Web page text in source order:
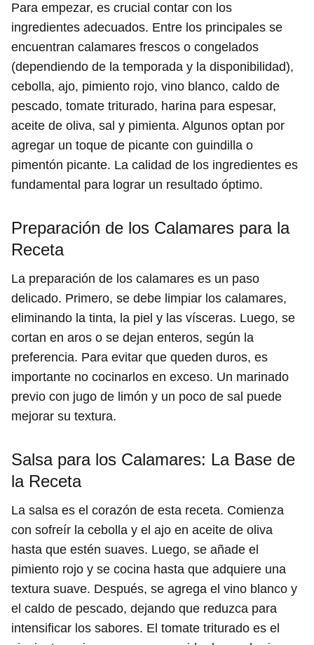
Para empezar, es crucial contar con los
ingredientes adecuados. Entre los principales se
encuentran calamares frescos o congelados
(dependiendo de la temporada y la disponibilidad),
cebolla, ajo, pimiento rojo, vino blanco, caldo de
pescado, tomate triturado, harina para espesar,
aceite de oliva, sal y pimienta. Algunos optan por
agregar un toque de picante con guindilla o
pimentón picante. La calidad de los ingredientes es
fundamental para lograr un resultado óptimo.
Preparación de los Calamares para la
Receta
La preparación de los calamares es un paso
delicado. Primero, se debe limpiar los calamares,
eliminando la tinta, la piel y las vísceras. Luego, se
cortan en aros o se dejan enteros, según la
preferencia. Para evitar que queden duros, es
importante no cocinarlos en exceso. Un marinado
previo con jugo de limón y un poco de sal puede
mejorar su textura.
Salsa para los Calamares: La Base de
la Receta
La salsa es el corazón de esta receta. Comienza
con sofreír la cebolla y el ajo en aceite de oliva
hasta que estén suaves. Luego, se añade el
pimiento rojo y se cocina hasta que adquiere una
textura suave. Después, se agrega el vino blanco y
el caldo de pescado, dejando que reduzca para
intensificar los sabores. El tomate triturado es el